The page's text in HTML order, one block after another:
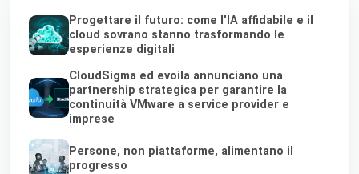
Progettare il futuro: come l'IA affidabile e il
cloud sovrano stanno trasformando le
esperienze digitali
CloudSigma ed evoila annunciano una
partnership strategica per garantire la
continuità VMware a service provider e
imprese
Persone, non piattaforme, alimentano il
progresso